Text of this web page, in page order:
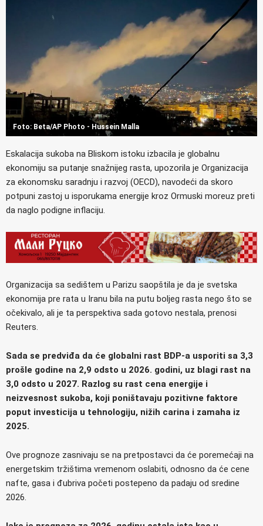
Foto: Beta/AP Photo - Hussein Malla
Eskalacija sukoba na Bliskom istoku izbacila je globalnu
ekonomiju sa putanje snažnijeg rasta, upozorila je Organizacija
za ekonomsku saradnju i razvoj (OECD), navodeći da skoro
potpuni zastoj u isporukama energije kroz Ormuski moreuz preti
da naglo podigne inflaciju.
Organizacija sa sedištem u Parizu saopštila je da je svetska
ekonomija pre rata u Iranu bila na putu boljeg rasta nego što se
očekivalo, ali je ta perspektiva sada gotovo nestala, prenosi
Reuters.
Sada se predviđa da će globalni rast BDP-a usporiti sa 3,3
prošle godine na 2,9 odsto u 2026. godini, uz blagi rast na
3,0 odsto u 2027. Razlog su rast cena energije i
neizvesnost sukoba, koji poništavaju pozitivne faktore
poput investicija u tehnologiju, nižih carina i zamaha iz
2025.
Ove prognoze zasnivaju se na pretpostavci da će poremećaji na
energetskim tržištima vremenom oslabiti, odnosno da će cene
nafte, gasa i đubriva početi postepeno da padaju od sredine
2026.